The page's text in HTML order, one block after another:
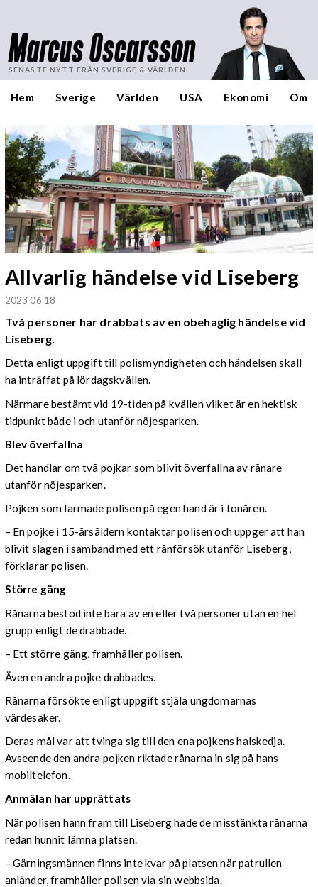
Marcus Oscarsson
SENASTE NYTT FRÅN SVERIGE & VÄRLDEN
Hem Sverige Världen USA Ekonomi Om
Allvarlig händelse vid Liseberg
2023 06 18
Två personer har drabbats av en obehaglig händelse vid
Liseberg.
Detta enligt uppgift till polismyndigheten och händelsen skall
ha inträffat på lördagskvällen.
Närmare bestämt vid 19-tiden på kvällen vilket är en hektisk
tidpunkt både i och utanför nöjesparken.
Blev överfallna
Det handlar om två pojkar som blivit överfallna av rånare
utanför nöjesparken.
Pojken som larmade polisen på egen hand är i tonåren.
– En pojke i 15-årsåldern kontaktar polisen och uppger att han
blivit slagen i samband med ett rånförsök utanför Liseberg,
förklarar polisen.
Större gäng
Rånarna bestod inte bara av en eller två personer utan en hel
grupp enligt de drabbade.
– Ett större gäng, framhåller polisen.
Även en andra pojke drabbades.
Rånarna försökte enligt uppgift stjäla ungdomarnas
värdesaker.
Deras mål var att tvinga sig till den ena pojkens halskedja.
Avseende den andra pojken riktade rånarna in sig på hans
mobiltelefon.
Anmälan har upprättats
När polisen hann fram till Liseberg hade de misstänkta rånarna
redan hunnit lämna platsen.
– Gärningsmännen finns inte kvar på platsen när patrullen
anländer, framhåller polisen via sin webbsida.